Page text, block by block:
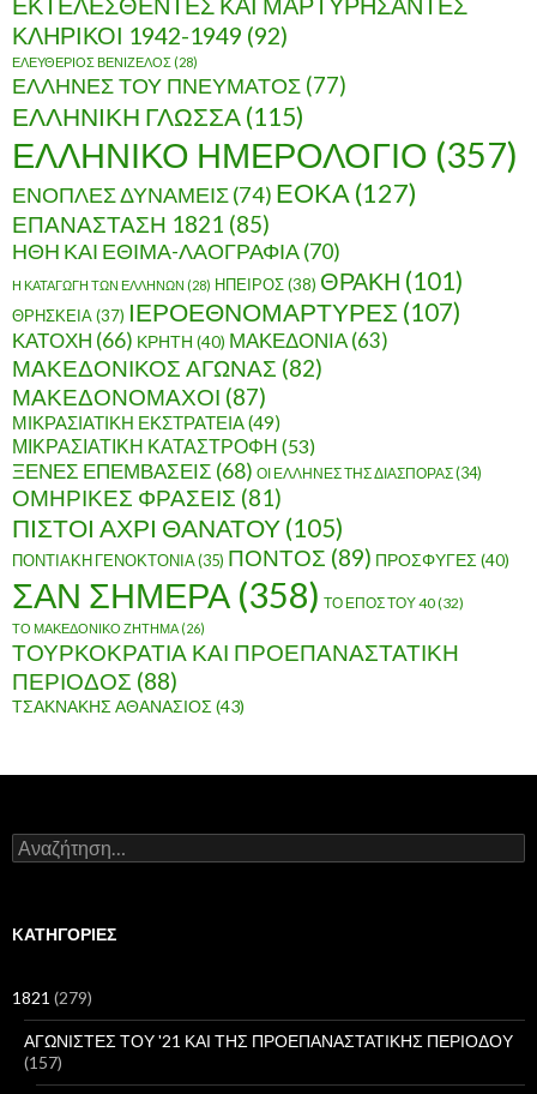
ΕΚΤΕΛΕΣΘΕΝΤΕΣ ΚΑΙ ΜΑΡΤΥΡΗΣΑΝΤΕΣ
ΚΛΗΡΙΚΟΙ 1942-1949 (92)
ΕΛΕΥΘΕΡΙΟΣ ΒΕΝΙΖΕΛΟΣ (28)
ΕΛΛΗΝΕΣ ΤΟΥ ΠΝΕΥΜΑΤΟΣ (77)
ΕΛΛΗΝΙΚΗ ΓΛΩΣΣΑ (115)
ΕΛΛΗΝΙΚΟ ΗΜΕΡΟΛΟΓΙΟ (357)
ΕΝΟΠΛΕΣ ΔΥΝΑΜΕΙΣ(74) ΕΟΚΑ(127)
ΕΠΑΝΑΣΤΑΣΗ 1821 (85)
ΗΘΗ ΚΑΙ ΕΘΙΜΑ-ΛΑΟΓΡΑΦΙΑ(70)
Η ΚΑΤΑΓΩΓΗ ΤΩΝ ΕΛΛΗΝΩΝ (28) ΗΠΕΙΡΟΣ(38) ΘΡΑΚΗ (101)
ΘΡΗΣΚΕΙΑ(37) ΙΕΡΟΕΘΝΟΜΑΡΤΥΡΕΣ (107)
ΚΑΤΟΧΗ (66) ΚΡΗΤΗ (40) ΜΑΚΕΔΟΝΙΑ(63)
ΜΑΚΕΔΟΝΙΚΟΣ ΑΓΩΝΑΣ (82)
ΜΑΚΕΔΟΝΟΜΑΧΟΙ (87)
ΜΙΚΡΑΣΙΑΤΙΚΗ ΕΚΣΤΡΑΤΕΙΑ(49)
ΜΙΚΡΑΣΙΑΤΙΚΗ ΚΑΤΑΣΤΡΟΦΗ (53)
ΞΕΝΕΣ ΕΠΕΜΒΑΣΕΙΣ (68) ΟΙ ΕΛΛΗΝΕΣ ΤΗΣ ΔΙΑΣΠΟΡΑΣ(34)
ΟΜΗΡΙΚΕΣ ΦΡΑΣΕΙΣ (81)
ΠΙΣΤΟΙ ΑΧΡΙ ΘΑΝΑΤΟΥ (105)
ΠΟΝΤΙΑΚΗ ΓΕΝΟΚΤΟΝΙΑ(35) ΠΟΝΤΟΣ (89) ΠΡΟΣΦΥΓΕΣ (40)
ΣΑΝ ΣΗΜΕΡΑ (358) ΤΟ ΕΠΟΣ ΤΟΥ 40(32)
ΤΟ ΜΑΚΕΔΟΝΙΚΟ ΖΗΤΗΜΑ (26)
ΤΟΥΡΚΟΚΡΑΤΙΑ ΚΑΙ ΠΡΟΕΠΑΝΑΣΤΑΤΙΚΗ
ΠΕΡΙΟΔΟΣ (88)
ΤΣΑΚΝΑΚΗΣ ΑΘΑΝΑΣΙΟΣ (43)
Α
ν
ή
σ
KΑΤΗΓΟΡΊΕΣ
1821 (279)
ΑΓΩΝΙΣΤΕΣ ΤΟΥ '21 ΚΑΙ ΤΗΣ ΠΡΟΕΠΑΝΑΣΤΑΤΙΚΗΣ ΠΕΡΙΟΔΟΥ
(157)